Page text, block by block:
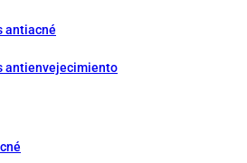
antiacné
antienvejecimiento